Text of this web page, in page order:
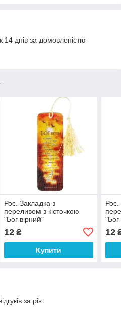
днів за домовленістю
Рос. Закладка з
переливом з кісточкою
"Бог вірний"
12₴
Купити
Рос.
"Бог
12
за рік